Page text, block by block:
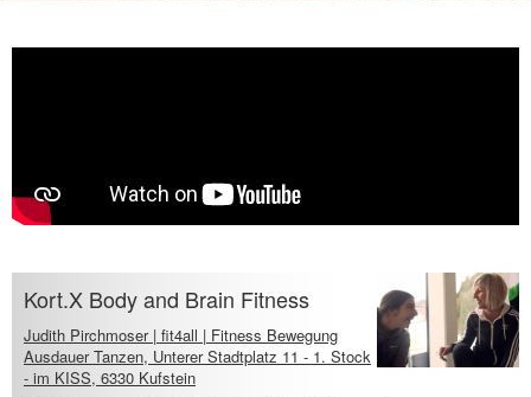
Kort.X Body and Brain Fitness
Judith Pirchmoser | fit4all | Fitness Bewegung
Ausdauer Tanzen, Unterer Stadtplatz 11 - 1. Stock
- im KISS, 6330 Kufstein